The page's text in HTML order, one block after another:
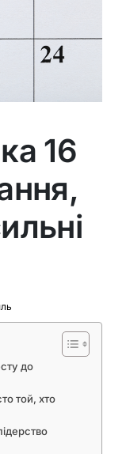
16
до
той, хто